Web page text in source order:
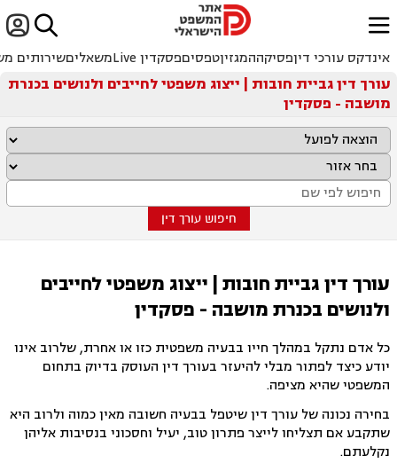

ﱐ
אינדקס עורכי דיןפסיקההמגזיןטפסיםפסקדין Live משאליםשירותים
עורך דין גביית חובות | ייצוג משפטי לחייבים ולנושים בכנרת
מושבה - פסקדין
חיפוש עורך דין
עורך דין גביית חובות | ייצוג משפטי לחייבים
ולנושים בכנרת מושבה - פסקדין
כל אדם נתקל במהלך חייו בבעיה משפטית כזו או אחרת, שלרוב אינו
יודע כיצד לפתור מבלי להיעזר בעורך דין העוסק בדיוק בתחום
המשפטי שהיא מציפה.
בחירה נכונה של עורך דין שיטפל בבעיה חשובה מאין כמוה ולרוב היא
שתקבע אם תצליחו לייצר פתרון טוב, יעיל וחסכוני בנסיבות אליהן
נקלעתם.